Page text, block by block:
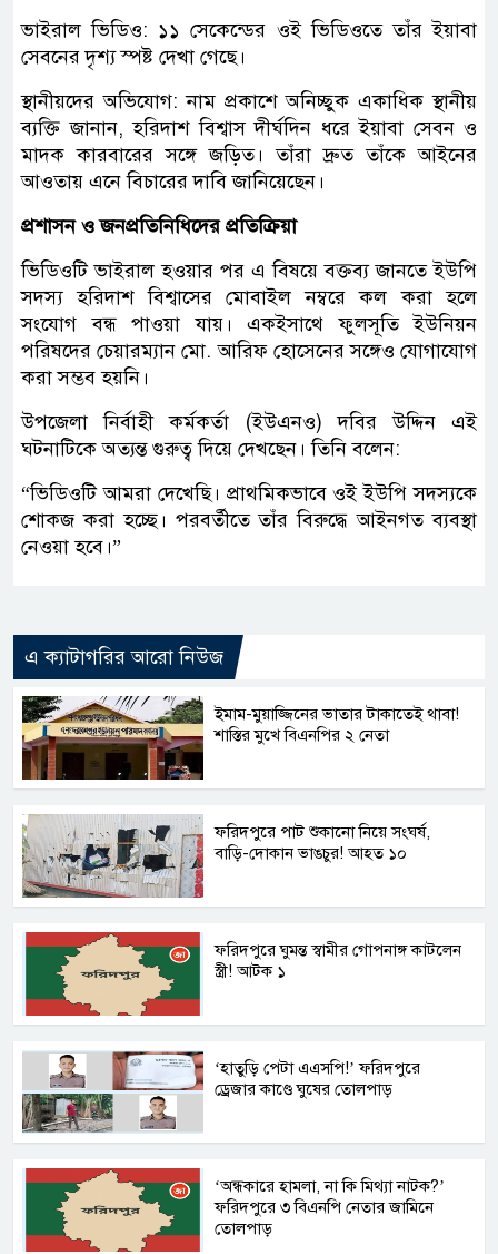
ভাইরাল ভিডিও: ১১ সেকেন্ডের ওই ভিডিওতে তাঁর ইয়াবা
সেবনের দৃশ্য স্পষ্ট দেখা গেছে।
স্থানীয়দের অভিযোগ: নাম প্রকাশে অনিচ্ছুক একাধিক স্থানীয়
ব্যক্তি জানান, হরিদাশ বিশ্বাস দীর্ঘদিন ধরে ইয়াবা সেবন ও
মাদক কারবারের সঙ্গে জড়িত। তাঁরা দ্রুত তাঁকে আইনের
আওতায় এনে বিচারের দাবি জানিয়েছেন।
প্রশাসন ও জনপ্রতিনিধিদের প্রতিক্রিয়া
ভিডিওটি ভাইরাল হওয়ার পর এ বিষয়ে বক্তব্য জানতে ইউপি
সদস্য হরিদাশ বিশ্বাসের মোবাইল নম্বরে কল করা হলে
সংযোগ বন্ধ পাওয়া যায়। একইসাথে ফুলসূতি ইউনিয়ন
পরিষদের চেয়ারম্যান মো. আরিফ হোসেনের সঙ্গেও যোগাযোগ
করা সম্ভব হয়নি।
উপজেলা নির্বাহী কর্মকর্তা (ইউএনও) দবির উদ্দিন এই
ঘটনাটিকে অত্যন্ত গুরুত্ব দিয়ে দেখছেন। তিনি বলেন:
“ভিডিওটি আমরা দেখেছি। প্রাথমিকভাবে ওই ইউপি সদস্যকে
শোকজ করা হচ্ছে। পরবর্তীতে তাঁর বিরুদ্ধে আইনগত ব্যবস্থা
নেওয়া হবে।”
এ ক্যাটাগরির আরো নিউজ
ইমাম-মুয়াজ্জিনের ভাতার টাকাতেই থাবা!
শাস্তির মুখে বিএনপির ২ নেতা
ফরিদপুরে পাট শুকানো নিয়ে সংঘর্ষ,
বাড়ি-দোকান ভাঙচুর! আহত ১০
ফরিদপুরে ঘুমন্ত স্বামীর গোপনাঙ্গ কাটলেন
স্ত্রী! আটক ১
‘হাতুড়ি পেটা এএসপি!’ ফরিদপুরে
ড্রেজার কাণ্ডে ঘুষের তোলপাড়
‘অন্ধকারে হামলা, না কি মিথ্যা নাটক?’
ফরিদপুরে ৩ বিএনপি নেতার জামিনে
তোলপাড়